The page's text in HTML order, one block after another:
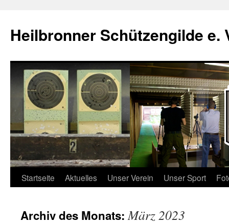
springen
Heilbronner Schützengilde e.
Startseite Aktuelles Unser Verein Unser Sport
Archiv des Monats:März 2023